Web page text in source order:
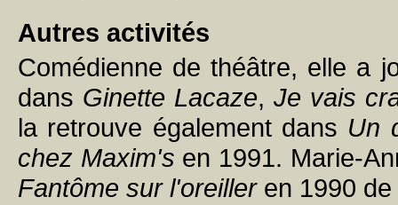
Autres activités
Comédienne de théâtre, elle a
dans Ginette Lacaze,Je vais
la retrouve également dans Un
chez Maxim's en 1991. Marie-
Fantôme sur l'oreilleren 1990 de